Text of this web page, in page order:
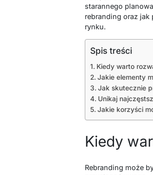
starannego
rebranding oraz
rynku.
Spis treści
Kiedy warto
Jakie elementy
Jak skutecznie
Unikaj
Jakie korzyści
Kiedy
Rebranding może